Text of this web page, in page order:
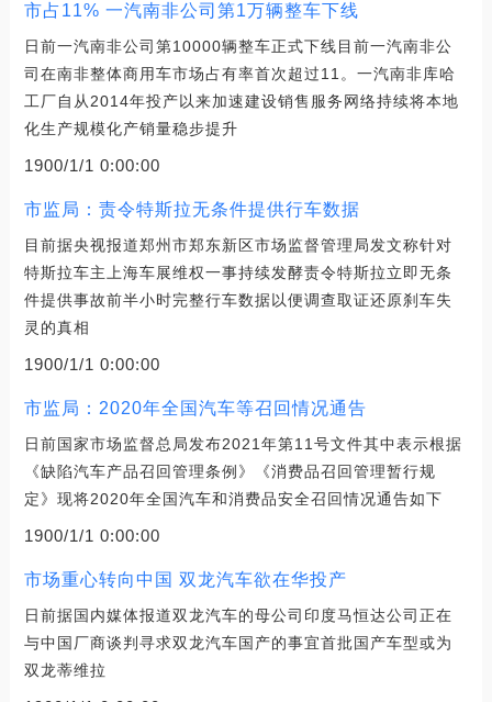
市占11% 一汽南非公司第1万辆整车下线
日前一汽南非公司第10000辆整车正式下线目前一汽南非公
司在南非整体商用车市场占有率首次超过11。一汽南非库哈
工厂自从2014年投产以来加速建设销售服务网络持续将本地
化生产规模化产销量稳步提升
1900/1/1 0:00:00
市监局：责令特斯拉无条件提供行车数据
目前据央视报道郑州市郑东新区市场监督管理局发文称针对
特斯拉车主上海车展维权一事持续发酵责令特斯拉立即无条
件提供事故前半小时完整行车数据以便调查取证还原刹车失
灵的真相
1900/1/1 0:00:00
市监局：2020年全国汽车等召回情况通告
日前国家市场监督总局发布2021年第11号文件其中表示根据
《缺陷汽车产品召回管理条例》《消费品召回管理暂行规
定》现将2020年全国汽车和消费品安全召回情况通告如下
1900/1/1 0:00:00
市场重心转向中国 双龙汽车欲在华投产
日前据国内媒体报道双龙汽车的母公司印度马恒达公司正在
与中国厂商谈判寻求双龙汽车国产的事宜首批国产车型或为
双龙蒂维拉